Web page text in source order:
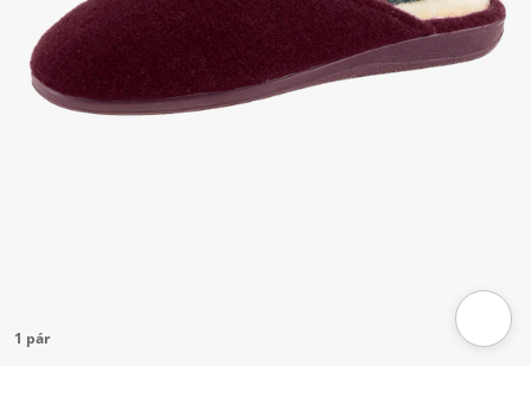
1 pár